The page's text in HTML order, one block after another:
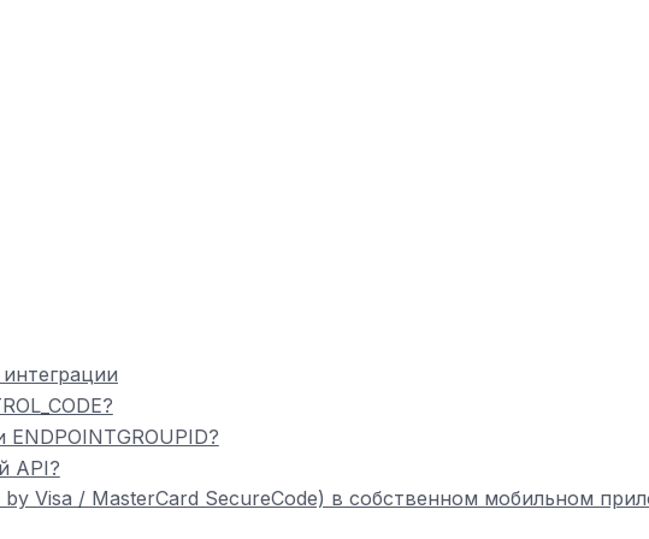
API?
by Visa / MasterCard SecureCode) в собственном мобильном